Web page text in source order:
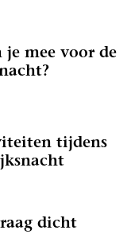
je mee voor de
tijdens
dicht